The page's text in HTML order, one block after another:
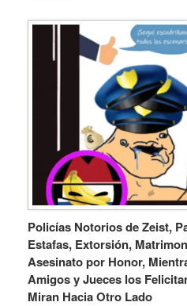
Policías Notorios de Zeist,
Estafas, Extorsión,
Asesinato por Honor,
Amigos y Jueces los
Miran Hacia Otro Lado